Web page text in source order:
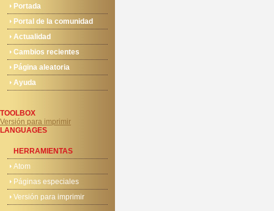
Portada
Portal de la comunidad
Actualidad
Cambios recientes
Página aleatoria
Ayuda
TOOLBOX
Versión para imprimir
LANGUAGES
HERRAMIENTAS
Atom
Páginas especiales
Versión para imprimir